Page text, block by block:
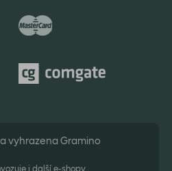
vyhrazena Gramino